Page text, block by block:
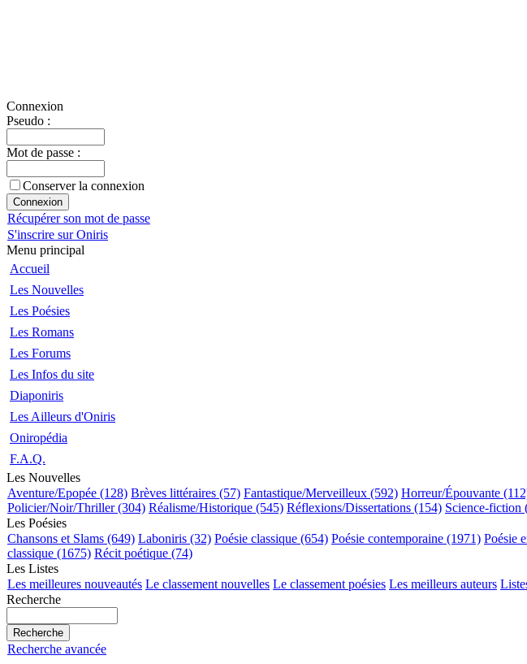
Connexion
Pseudo :
Mot de passe :
Conserver la connexion
Récupérer son mot de passe
S'inscrire sur Oniris
Menu principal
Accueil
Les Nouvelles
Les Poésies
Les Romans
Les Forums
Les Infos du site
Diaponiris
Les Ailleurs d'Oniris
Oniropédia
F.A.Q.
Les Nouvelles
Aventure/Epopée (128) Brèves littéraires (57) Fantastique/Merveilleux (592) Horreur/Épouvante
Policier/Noir/Thriller (304) Réalisme/Historique (545) Réflexions/Dissertations (154) Science-fiction
Les Poésies
Chansons et Slams (649) Laboniris (32) Poésie classique (654) Poésie contemporaine (1971) Poésie
classique (1675) Récit poétique (74)
Les Listes
Les meilleures nouveautés Le classement nouvelles Le classement poésies Les meilleurs auteurs
Recherche
Recherche avancée